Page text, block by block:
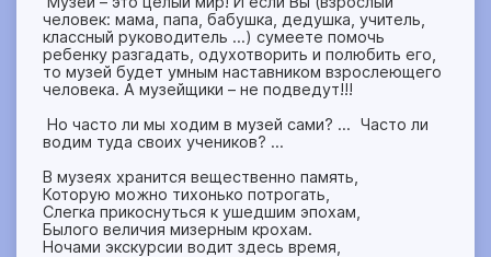
человек: мама, папа, бабушка, дедушка, учитель,
классный руководитель …) сумеете помочь
ребенку разгадать, одухотворить и полюбить его,
то музей будет умным наставником взрослеющего
человека. А музейщики – не подведут!!!
Но часто ли мы ходим в музей сами? … Часто ли
водим туда своих учеников? …
В музеях хранится вещественно память,
Которую можно тихонько потрогать,
Слегка прикоснуться к ушедшим эпохам,
Былого величия мизерным крохам.
Ночами экскурсии водит здесь время,